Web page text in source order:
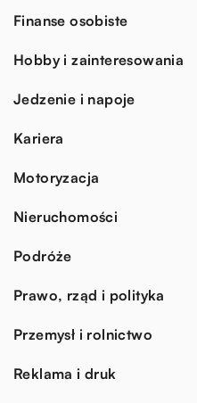
Finanse osobiste
Hobby i zainteresowania
Jedzenie i napoje
Kariera
Motoryzacja
Nieruchomości
Podróże
Prawo, rząd i polityka
Przemysł i rolnictwo
Reklama i druk